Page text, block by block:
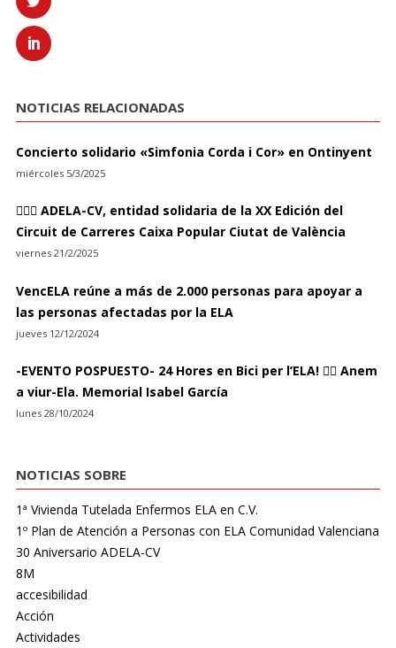
NOTICIAS RELACIONADAS
Concierto solidario «Simfonia Corda i Cor» en Ontinyent
miércoles 5/3/2025
🏃🏻‍♀ ADELA-CV, entidad solidaria de la XX Edición del
Circuit de Carreres Caixa Popular Ciutat de València
viernes 21/2/2025
VencELA reúne a más de 2.000 personas para apoyar a
las personas afectadas por la ELA
jueves 12/12/2024
-EVENTO POSPUESTO- 24 Hores en Bici per l’ELA! 🚴‍♀️ Anem
a viur-Ela. Memorial Isabel García
lunes 28/10/2024
NOTICIAS SOBRE
1ª Vivienda Tutelada Enfermos ELA en C.V.
1º Plan de Atención a Personas con ELA Comunidad Valenciana
30 Aniversario ADELA-CV
8M
accesibilidad
Acción
Actividades